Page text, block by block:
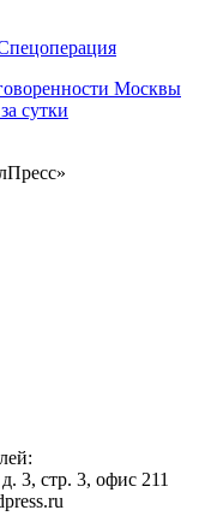
Москвы
сутки
3, стр. 3, офис 211